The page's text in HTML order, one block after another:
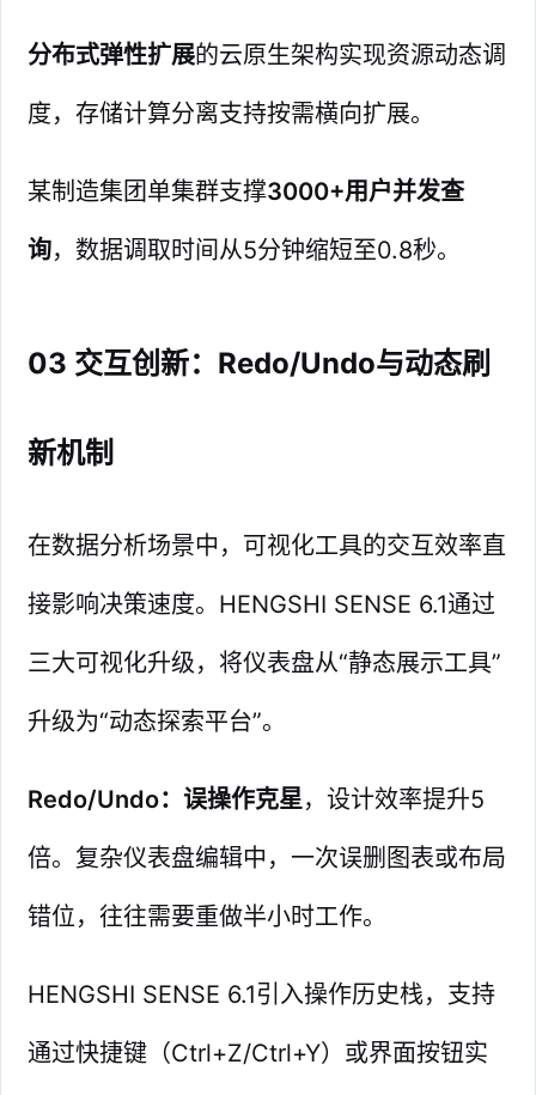
分布式弹性扩展的云原生架构实现资源动态调
度，存储计算分离支持按需横向扩展。
某制造集团单集群支撑3000+用户并发查
询，数据调取时间从5分钟缩短至0.8秒。
03 交互创新：Redo/Undo与动态刷
新机制
在数据分析场景中，可视化工具的交互效率直
接影响决策速度。HENGSHI SENSE 6.1通过
三大可视化升级，将仪表盘从“静态展示工具”
升级为“动态探索平台”。
Redo/Undo：误操作克星，设计效率提升5
倍。复杂仪表盘编辑中，一次误删图表或布局
错位，往往需要重做半小时工作。
HENGSHI SENSE 6.1引入操作历史栈，支持
通过快捷键（Ctrl+Z/Ctrl+Y）或界面按钮实